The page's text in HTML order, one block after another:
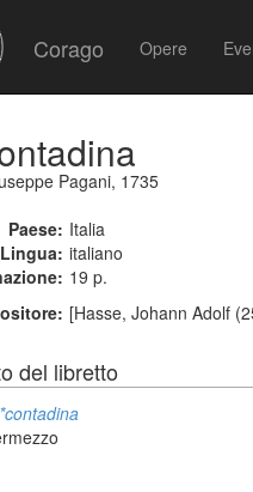
Corago Opere
Pagani, 1735
Paese: Italia
Lingua: italiano
19 p.
[Hasse, Johann Adolf
del libretto